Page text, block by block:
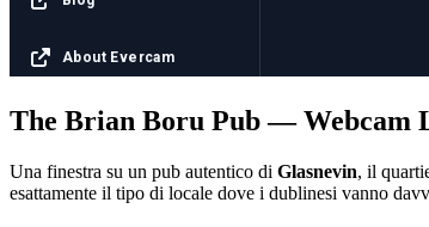
The Brian Boru Pub — Webcam
Una finestra su un pub autentico di Glasnevin, il
esattamente il tipo di locale dove i dublinesi vanno